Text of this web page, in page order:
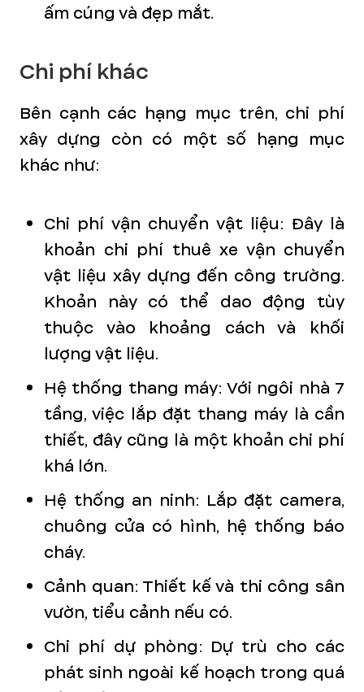
ấm cúng và đẹp mắt.
Chi phí khác
Bên cạnh các hạng mục trên, chi phí
xây dựng còn có một số hạng mục
khác như:
Chi phí vận chuyển vật liệu: Đây là
khoản chi phí thuê xe vận chuyển
vật liệu xây dựng đến công trường.
Khoản này có thể dao động tùy
thuộc vào khoảng cách và khối
lượng vật liệu.
Hệ thống thang máy: Với ngôi nhà 7
tầng, việc lắp đặt thang máy là cần
thiết, đây cũng là một khoản chi phí
khá lớn.
Hệ thống an ninh: Lắp đặt camera,
chuông cửa có hình, hệ thống báo
cháy.
Cảnh quan: Thiết kế và thi công sân
vườn, tiểu cảnh nếu có.
Chi phí dự phòng: Dự trù cho các
phát sinh ngoài kế hoạch trong quá